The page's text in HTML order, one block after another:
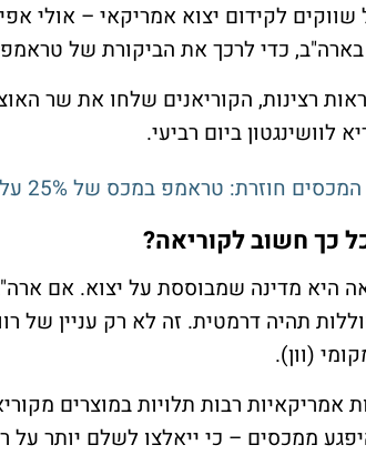
לקידום יצוא אמריקאי – אולי
בארה"ב, כדי לרכך את הביקורת של
רצינות, הקוריאנים שלחו את שר
לוושינגטון ביום רביעי.
חוזרת: טראמפ במכס של 25% על ברזיל - "מפרה את ההסכמות"
כך חשוב לקוריאה?
היא מדינה שמבוססת על יצוא. אם
תהיה דרמטית. זה לא רק עניין של
(וון).
אמריקאיות רבות תלויות במוצרים
ממכסים – כי ייאלצו לשלם יותר על